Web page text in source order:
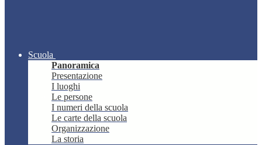
Scuola
Panoramica
Presentazione
I luoghi
Le persone
I numeri della scuola
Le carte della scuola
Organizzazione
La storia